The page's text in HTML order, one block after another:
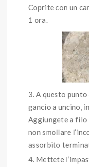
Coprite con un
1 ora.
A questo punto
gancio a uncino,
Aggiungete a filo
non smollare
assorbito
Mettete